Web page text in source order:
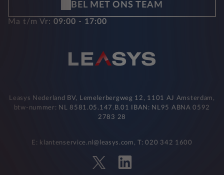
BEL MET ONS TEAM
Ma t/m Vr: 09:00 - 17:00
Leasys Nederland BV, Lemelerbergweg 12, 1101 AJ Amsterdam,
btw-nummer: NL 8581.05.147.B.01 IBAN: NL95 ABNA 0592
2783 28
E: klantenservice.nl@leasys.com, T: 020 342 1600